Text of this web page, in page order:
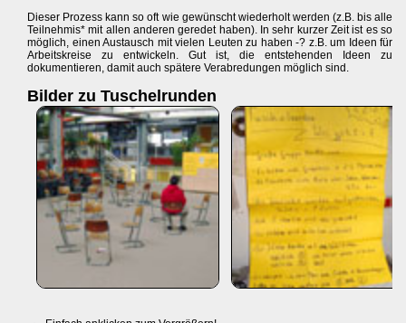
Dieser Prozess kann so oft wie gewünscht wiederholt werden (z.B. bis alle
Teilnehmis* mit allen anderen geredet haben). In sehr kurzer Zeit ist es so
möglich, einen Austausch mit vielen Leuten zu haben -? z.B. um Ideen für
Arbeitskreise zu entwickeln. Gut ist, die entstehenden Ideen zu
dokumentieren, damit auch spätere Verabredungen möglich sind.
Bilder zu Tuschelrunden